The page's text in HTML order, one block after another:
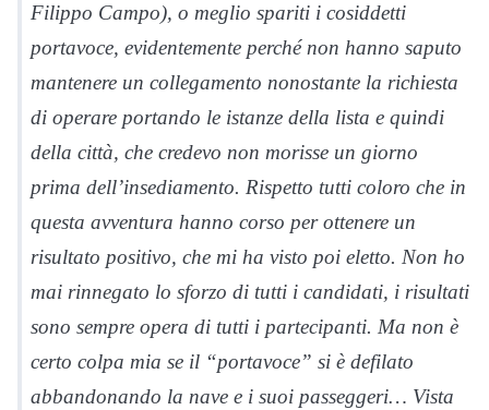
Filippo Campo), o meglio spariti i cosiddetti
portavoce, evidentemente perché non hanno saputo
mantenere un collegamento nonostante la richiesta
di operare portando le istanze della lista e quindi
della città, che credevo non morisse un giorno
prima dell’insediamento. Rispetto tutti coloro che in
questa avventura hanno corso per ottenere un
risultato positivo, che mi ha visto poi eletto. Non ho
mai rinnegato lo sforzo di tutti i candidati, i risultati
sono sempre opera di tutti i partecipanti. Ma non è
certo colpa mia se il “portavoce” si è defilato
abbandonando la nave e i suoi passeggeri… Vista